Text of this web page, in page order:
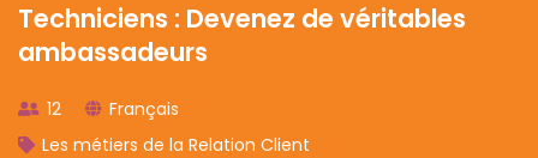
Techniciens : Devenez de véritables
ambassadeurs
12
Français
Les métiers de la Relation Client